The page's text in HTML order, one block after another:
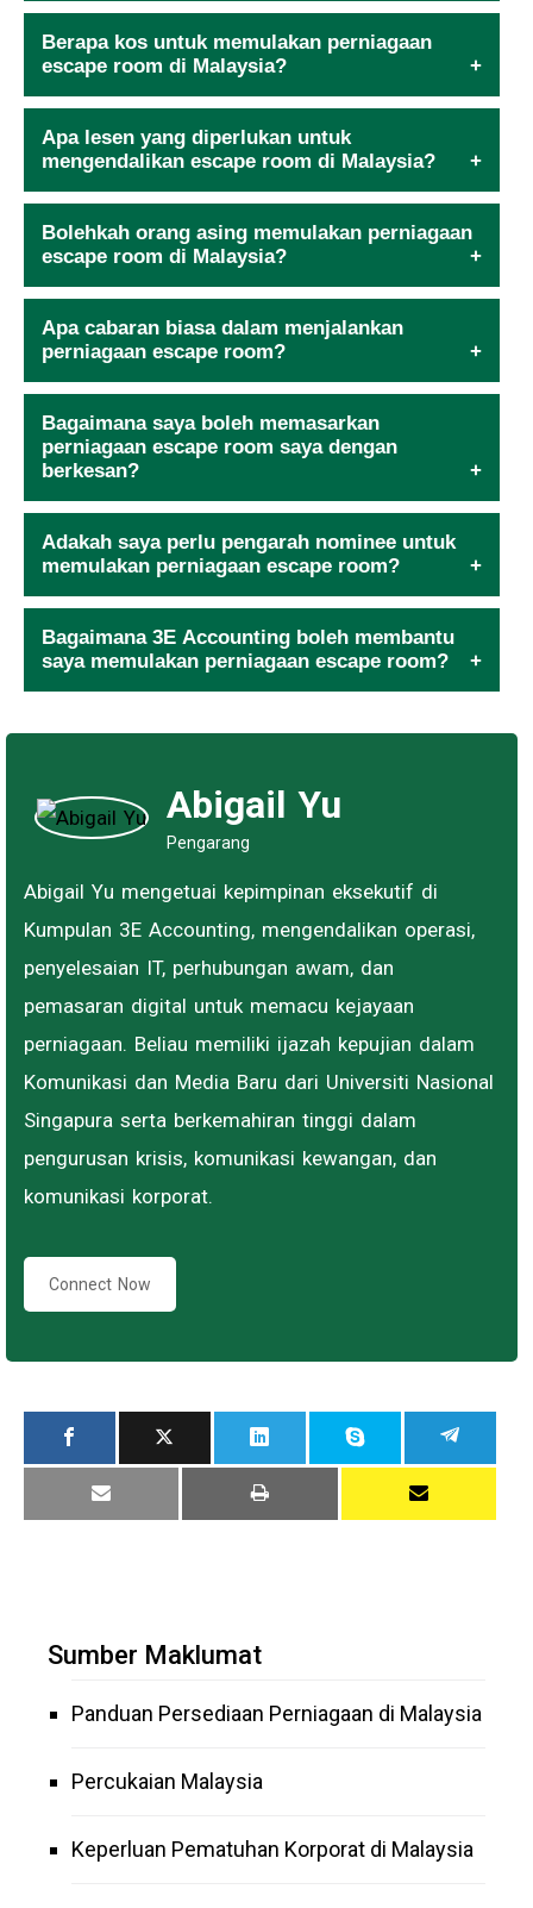
Berapa kos untuk memulakan perniagaan
escape room di Malaysia?
Apa lesen yang diperlukan untuk
mengendalikan escape room di Malaysia?
Bolehkah orang asing memulakan perniagaan
escape room di Malaysia?
Apa cabaran biasa dalam menjalankan
perniagaan escape room?
Bagaimana saya boleh memasarkan
perniagaan escape room saya dengan
berkesan?
Adakah saya perlu pengarah nominee untuk
memulakan perniagaan escape room?
Bagaimana 3E Accounting boleh membantu
saya memulakan perniagaan escape room?
Abigail Yu
Pengarang
Abigail Yu mengetuai kepimpinan eksekutif di
Kumpulan 3E Accounting, mengendalikan operasi,
penyelesaian IT, perhubungan awam, dan
pemasaran digital untuk memacu kejayaan
perniagaan. Beliau memiliki ijazah kepujian dalam
Komunikasi dan Media Baru dari Universiti Nasional
Singapura serta berkemahiran tinggi dalam
pengurusan krisis, komunikasi kewangan, dan
komunikasi korporat.
Connect Now
Sumber Maklumat
Panduan Persediaan Perniagaan di Malaysia
Percukaian Malaysia
Keperluan Pematuhan Korporat di Malaysia